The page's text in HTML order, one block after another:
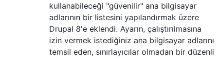
kullanabileceği "güvenilir" ana bilgisayar
adlarının bir listesini yapılandırmak üzere
Drupal 8'e eklendi. Ayarın, çalıştırılmasına
izin vermek istediğiniz ana bilgisayar adlarını
temsil eden, sınırlayıcılar olmadan bir düzenli